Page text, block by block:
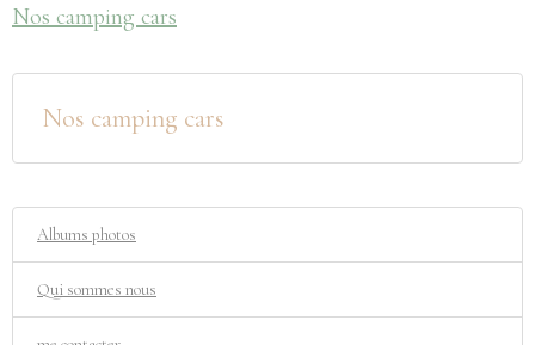
Nos camping cars
Nos camping cars
Albums photos
Qui sommes nous